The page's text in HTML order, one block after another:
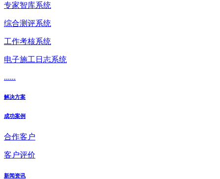
专家智库系统
综合测评系统
工作考核系统
电子施工日志系统
......
解决方案
成功案例
合作客户
客户评价
新闻资讯